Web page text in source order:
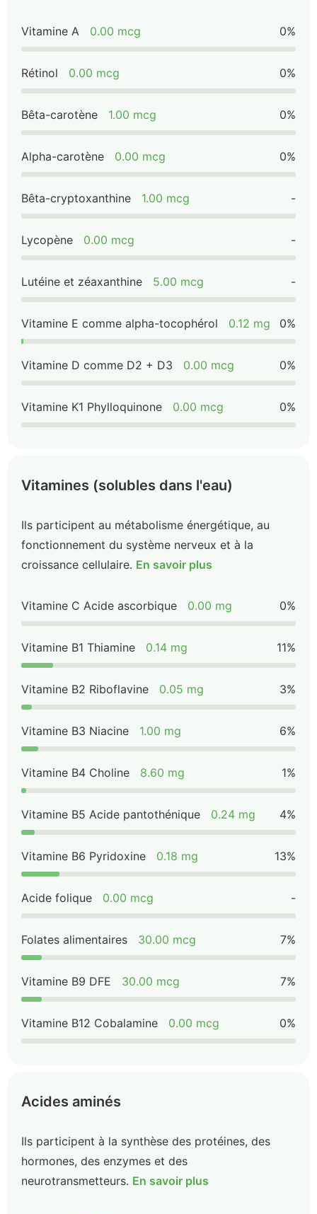
Vitamine A 0.00 mcg 0%
Rétinol 0.00 mcg 0%
Bêta-carotène 1.00 mcg 0%
Alpha-carotène 0.00 mcg 0%
Bêta-cryptoxanthine 1.00 mcg -
Lycopène 0.00 mcg -
Lutéine et zéaxanthine 5.00 mcg -
Vitamine E comme alpha-tocophérol 0.12 mg 0%
Vitamine D comme D2 + D3 0.00 mcg 0%
Vitamine K1 Phylloquinone 0.00 mcg 0%
Vitamines (solubles dans l'eau)
Ils participent au métabolisme énergétique, au
fonctionnement du système nerveux et à la
croissance cellulaire. En savoir plus
Vitamine C Acide ascorbique 0.00 mg 0%
Vitamine B1 Thiamine 0.14 mg 11%
Vitamine B2 Riboflavine 0.05 mg 3%
Vitamine B3 Niacine 1.00 mg 6%
Vitamine B4 Choline 8.60 mg 1%
Vitamine B5 Acide pantothénique 0.24 mg 4%
Vitamine B6 Pyridoxine 0.18 mg 13%
Acide folique 0.00 mcg -
Folates alimentaires 30.00 mcg 7%
Vitamine B9 DFE 30.00 mcg 7%
Vitamine B12 Cobalamine 0.00 mcg 0%
Acides aminés
Ils participent à la synthèse des protéines, des
hormones, des enzymes et des
neurotransmetteurs. En savoir plus